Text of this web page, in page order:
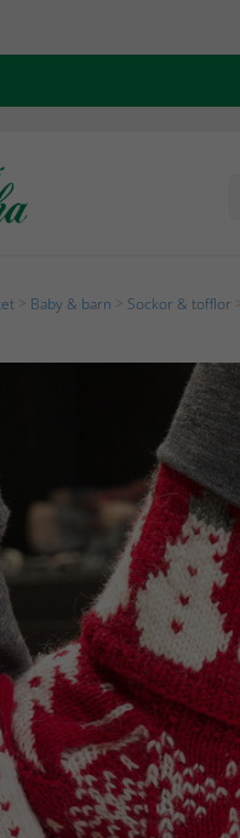
Baby & barn Sockor & tofflor